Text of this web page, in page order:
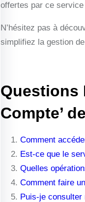
offertes par ce
N’hésitez pas à
simplifiez la gestion
Questions
Compte’
Comment
Est-ce que le
Quelles
Comment faire
Puis-je consulter